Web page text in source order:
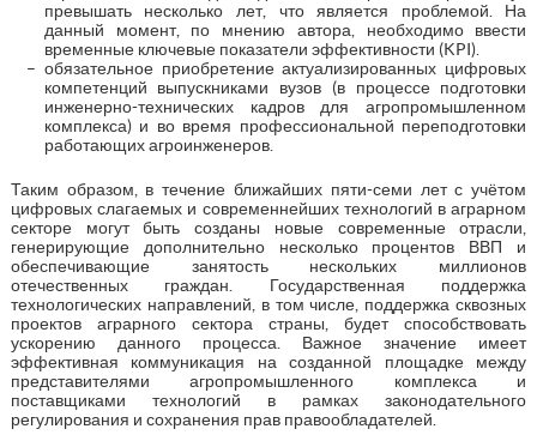
превышать несколько лет, что является проблемой. На
данный момент, по мнению автора, необходимо ввести
временные ключевые показатели эффективности (KPI).
обязательное приобретение актуализированных цифровых
компетенций выпускниками вузов (в процессе подготовки
инженерно-технических кадров для агропромышленном
комплекса) и во время профессиональной переподготовки
работающих агроинженеров.
Таким образом, в течение ближайших пяти-семи лет с учётом
цифровых слагаемых и современнейших технологий в аграрном
секторе могут быть созданы новые современные отрасли,
генерирующие дополнительно несколько процентов ВВП и
обеспечивающие занятость нескольких миллионов
отечественных граждан. Государственная поддержка
технологических направлений, в том числе, поддержка сквозных
проектов аграрного сектора страны, будет способствовать
ускорению данного процесса. Важное значение имеет
эффективная коммуникация на созданной площадке между
представителями агропромышленного комплекса и
поставщиками технологий в рамках законодательного
регулирования и сохранения прав правообладателей.